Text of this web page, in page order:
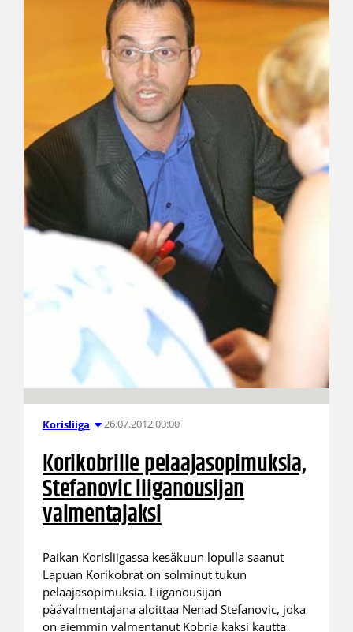
Korisliiga 26.07.2012 00:00
Korikobrille pelaajasopimuksia,
Stefanovic liiganousijan
valmentajaksi
Paikan Korisliigassa kesäkuun lopulla saanut
Lapuan Korikobrat on solminut tukun
pelaajasopimuksia. Liiganousijan
päävalmentajana aloittaa Nenad Stefanovic, joka
on aiemmin valmentanut Kobria kaksi kautta